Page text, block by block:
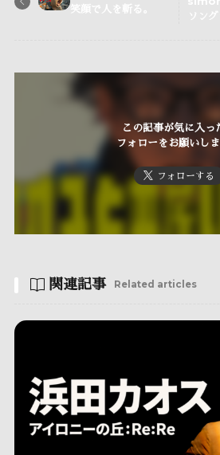
笑顔で人を斬る。
ソン
この記事が気に入っ
フォローをお願いしま
フォローする
関連記事 Related articles